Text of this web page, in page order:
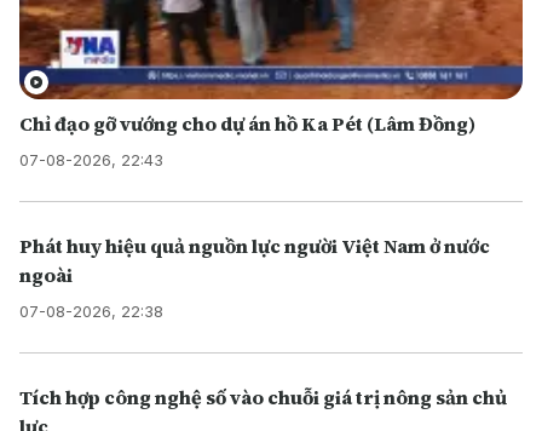
Chỉ đạo gỡ vướng cho dự án hồ Ka Pét (Lâm Đồng)
07-08-2026, 22:43
Phát huy hiệu quả nguồn lực người Việt Nam ở nước
ngoài
07-08-2026, 22:38
Tích hợp công nghệ số vào chuỗi giá trị nông sản chủ